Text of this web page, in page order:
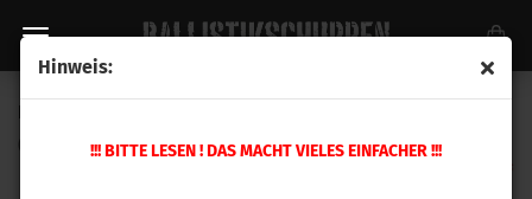
Hinweis:
!!! BITTE LESEN ! DAS MACHT VIELES EINFACHER !!!
397115)